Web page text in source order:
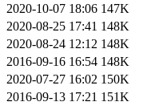
2020-10-07 18:06 147K
2020-08-25 17:41 148K
2020-08-24 12:12 148K
2016-09-16 16:54 148K
2020-07-27 16:02 150K
2016-09-13 17:21 151K